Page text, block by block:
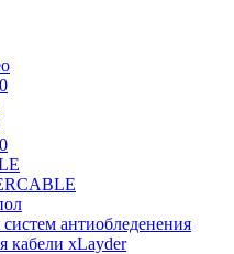
антиобледенения
кабели xLayder